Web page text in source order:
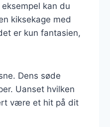
kan du
kiksekage med
er kun fantasien,
Dens søde
Uanset hvilken
være et hit på dit